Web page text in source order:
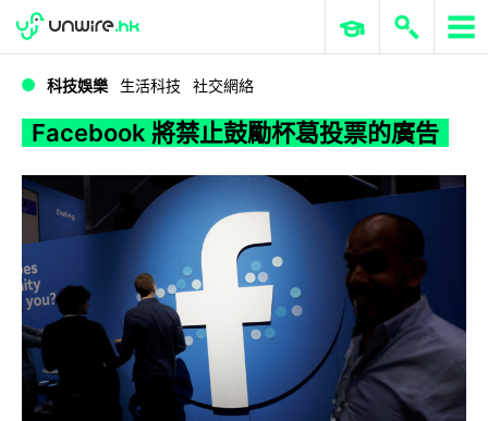
Facebook 將禁止鼓勵杯葛投票的廣告
WWDC 2026 ERP 與商業 AI
科技娛樂 生活科技 社交網絡
Facebook 將禁止鼓勵杯葛投票的廣告